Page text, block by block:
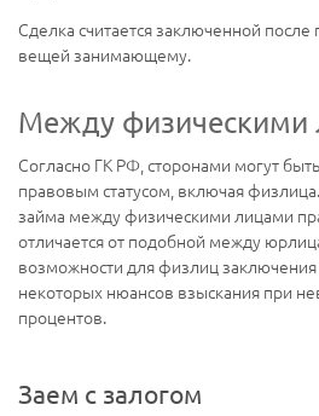
Сделка считается заключенной
вещей занимающему.
Между физическими
Согласно ГК РФ, сторонами могут
правовым статусом, включая
займа между физическими лицами
отличается от подобной между
возможности для физлиц заключения
некоторых нюансов взыскания при
процентов.
Заем с залогом